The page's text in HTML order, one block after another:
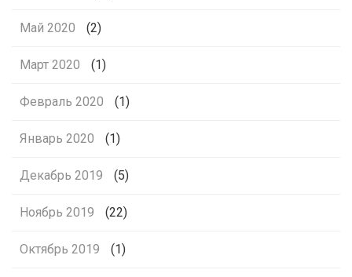
Май 2020 (2)
Март 2020 (1)
Февраль 2020 (1)
Январь 2020 (1)
Декабрь 2019 (5)
Ноябрь 2019 (22)
Октябрь 2019 (1)